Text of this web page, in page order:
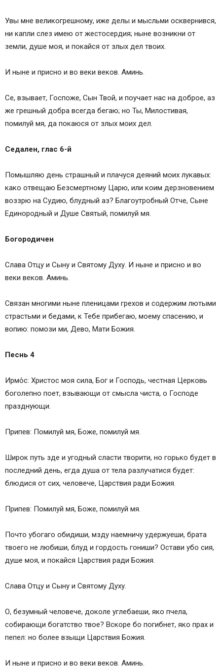
Увы мне великогрешному, иже делы и мысльми осквернився,
ни капли слез имею от жестосердия; ныне возникни от
земли, душе моя, и покайся от злых дел твоих.
И ныне и присно и во веки веков. Аминь.
Се, взывает, Госпоже, Сын Твой, и поучает нас на доброе, аз
же грешный добра всегда бегаю; но Ты, Милостивая,
помилуй мя, да покаюся от злых моих дел.
Седален, глас 6-й
Помышляю день страшный и плачуся деяний моих лукавых:
како отвещаю Безсмертному Царю, или коим дерзновением
воззрю на Судию, блудный аз? Благоутробный Отче, Сыне
Единородный и Душе Святый, помилуй мя.
Богородичен
Слава Отцу и Сыну и Святому Духу. И ныне и присно и во
веки веков. Аминь.
Связан многими ныне пленицами грехов и содержим лютыми
страстьми и бедами, к Тебе прибегаю, моему спасению, и
вопию: помози ми, Дево, Мати Божия.
Песнь 4
Ирмо́с: Христос моя сила, Бог и Господь, честная Церковь
боголепно поет, взывающи от смысла чиста, о Господе
празднующи.
Припев: Помилуй мя, Боже, помилуй мя.
Широк путь зде и угодный сласти творити, но горько будет в
последний день, егда душа от тела разлучатися будет:
блюдися от сих, человече, Царствия ради Божия.
Припев: Помилуй мя, Боже, помилуй мя.
Почто убогаго обидиши, мзду наемничу удержуеши, брата
твоего не любиши, блуд и гордость гониши? Остави убо сия,
душе моя, и покайся Царствия ради Божия.
Слава Отцу и Сыну и Святому Духу.
О, безумный человече, доколе углебаеши, яко пчела,
собирающи богатство твое? Вскоре бо погибнет, яко прах и
пепел: но более взыщи Царствия Божия.
И ныне и присно и во веки веков. Аминь.